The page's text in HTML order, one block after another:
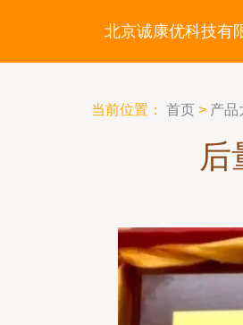
北京诚康优科技有
当前位置： 首页 > 产品
后